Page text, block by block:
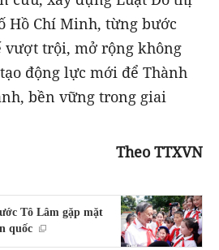
Hồ Chí Minh, từng bước
vượt trội, mở rộng không
động lực mới để Thành
bền vững trong giai
Theo TTXVN
Tô Lâm gặp mặt
quốc